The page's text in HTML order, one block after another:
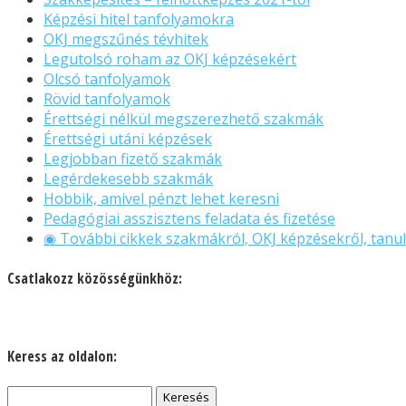
Képzési hitel tanfolyamokra
OKJ megszűnés tévhitek
Legutolsó roham az OKJ képzésekért
Olcsó tanfolyamok
Rövid tanfolyamok
Érettségi nélkül megszerezhető szakmák
Érettségi utáni képzések
Legjobban fizető szakmák
Legérdekesebb szakmák
Hobbik, amivel pénzt lehet keresni
Pedagógiai asszisztens feladata és fizetése
◉ További cikkek szakmákról, OKJ képzésekről,
Csatlakozz közösségünkhöz:
Keress az oldalon: